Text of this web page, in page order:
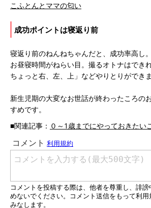
こふとんとママの匂い
成功ポイントは寝返り前
寝返り前のねんねちゃんだと、成功率高し
お昼寝時間がねらい目。撮るオトナはでき
ちょっと右、左、上」などやりとりができま
新生児期の大変なお世話が終わったころの
すめです。
■関連記事： ０～1歳までにやっておきたい